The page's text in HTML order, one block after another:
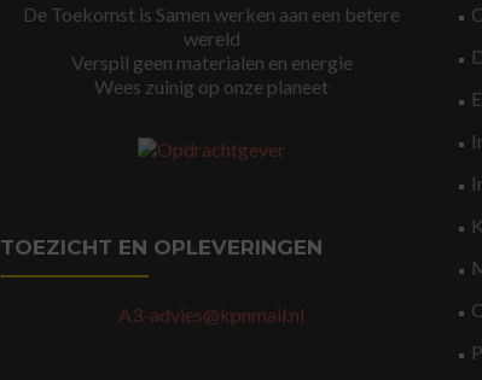
De Toekomst is Samen werken aan een betere
wereld
Verspil geen materialen en energie
Wees zuinig op onze planeet
TOEZICHT EN OPLEVERINGEN
A3-advies@kpnmail.nl